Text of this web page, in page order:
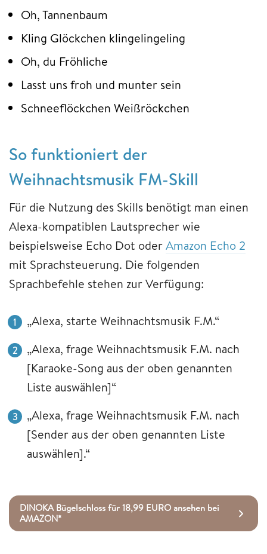
Oh, Tannenbaum
Kling Glöckchen klingelingeling
Oh, du Fröhliche
Lasst uns froh und munter sein
Schneeflöckchen Weißröckchen
So funktioniert der
Weihnachtsmusik FM-Skill
Für die Nutzung des Skills benötigt man einen
Alexa-kompatiblen Lautsprecher wie
beispielsweise Echo Dot oderAmazon Echo 2
mit Sprachsteuerung. Die folgenden
Sprachbefehle stehen zur Verfügung:
„Alexa, starte Weihnachtsmusik F.M.“
„Alexa, frage Weihnachtsmusik F.M. nach
[Karaoke-Song aus der oben genannten
Liste auswählen]“
„Alexa, frage Weihnachtsmusik F.M. nach
[Sender aus der oben genannten Liste
auswählen].“
DINOKA Bügelschloss für 18,99 EURO ansehen bei
AMAZON*